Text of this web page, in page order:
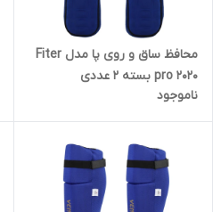
محافظ ساق و روی پا مدل Fiter
pro 2020 بسته 2 عددی
ناموجود